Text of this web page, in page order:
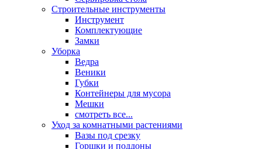
Строительные инструменты
Инструмент
Комплектующие
Замки
Уборка
Ведра
Веники
Губки
Контейнеры для мусора
Мешки
смотреть все...
Уход за комнатными растениями
Вазы под срезку
Горшки и поддоны